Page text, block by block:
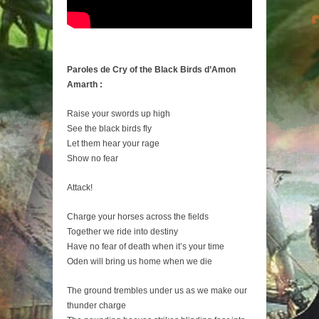
Paroles de Cry of the Black Birds d’Amon
Amarth :
Raise your swords up high
See the black birds fly
Let them hear your rage
Show no fear
Attack!
Charge your horses across the fields
Together we ride into destiny
Have no fear of death when it’s your time
Oden will bring us home when we die
The ground trembles under us as we make our
thunder charge